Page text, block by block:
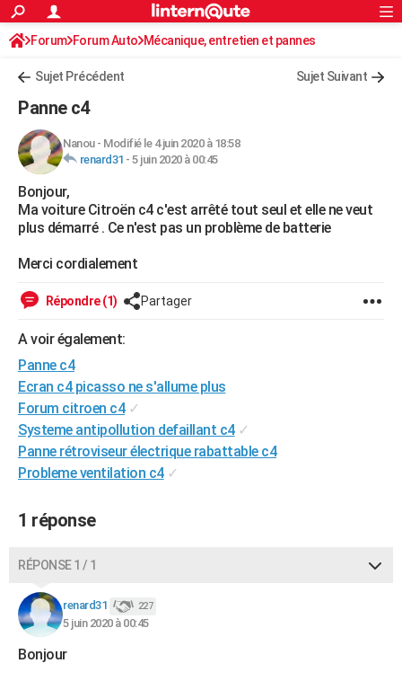
ACTUALITÉS
Politique
Société
Faits Divers
Education
Monde
Villes
+
FINANCE
Retraite
Impôts
Epargne
Immobilier
Risques naturels par ville
Banque
Assurance
Crédit
AUTO
Essais
Réserver un essai
Citadines
Berlines
SUV
Forum auto
+HIGH-TECH
Mobiles
Meilleur smartphone
Internet
Ordinateurs
Jeux vidéo
Guide high-tech
+
Forum
Aménagement intérieur
Extérieur
Cuisine
Salle de bains
Jardinage
Rangement
Guides de France
Escapades
Patrimoine
Expositions
Musées
Week-end nature
Art de vivre
Bien-être
Loisirs
Mode
Modes de vie
Alimentation
Guide de la santé
Maladies
Médicaments
Sommeil
VOYAGE
PHOTO
GUIDES D'ACHAT
CARTE DE VOEUX
Carte de Noël
Carte Bonne année
Carte Saint-Valentin
Carte Pâques
Carte d'anniversaire
DICTIONNAIRE
Dictionnaire
Biographies
Citations
Expressions
Proverbes
PROGRAMME TV
Rechercher
S'inscrire
Connexion
Forum Forum Auto Mécanique, entretien et pannes
Sujet Précédent Sujet Suivant
Panne c4
Nanou- Modifié le 4 juin 2020 à 18:58
renard31 - 5 juin 2020 à 00:45
Bonjour,
Ma voiture Citroën c4 c'est arrêté tout seul et elle ne veut
plus démarré . Ce n'est pas un problème de batterie
Merci cordialement
Répondre (1) Partager
A voir également:
Panne c4
Ecran c4 picasso ne s'allume plus
Forum citroen c4 ✓
Systeme antipollution defaillant c4 ✓
Panne rétroviseur électrique rabattable c4
Probleme ventilation c4 ✓
1 réponse
RÉPONSE 1 / 1
renard31 227
5 juin 2020 à 00:45
Bonjour